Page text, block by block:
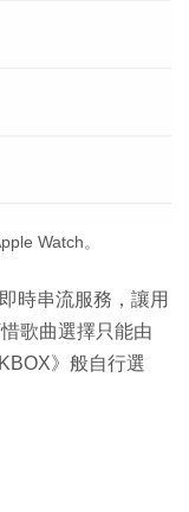
Watch。
時串流服務，讓用
歌曲選擇只能由
》般自行選